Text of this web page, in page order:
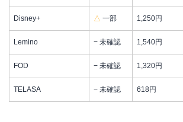
Disney+ △ 一部 1,250円
Lemino − 未確認 1,540円
FOD − 未確認 1,320円
TELASA − 未確認 618円